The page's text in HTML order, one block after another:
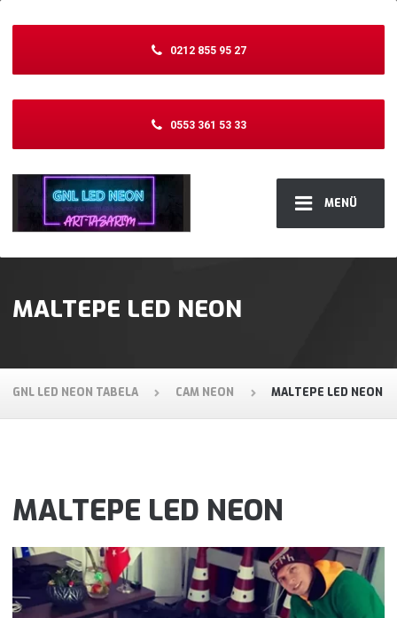
MENÜ
0212 855 95 27
0553 361 53 33
MALTEPE LED NEON
GNL LED NEON TABELA CAM NEON MALTEPE LED NEON
MALTEPE LED NEON